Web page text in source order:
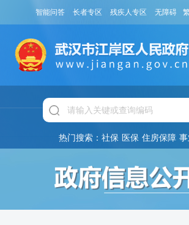
智能问答 长者专区 残疾人专区 无障碍
热门搜索： 社保 医保 住房保障